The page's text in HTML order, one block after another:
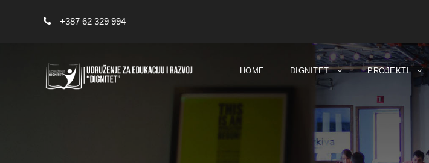
+387 62 329 994
HOME DIGNITET PROJEKTI